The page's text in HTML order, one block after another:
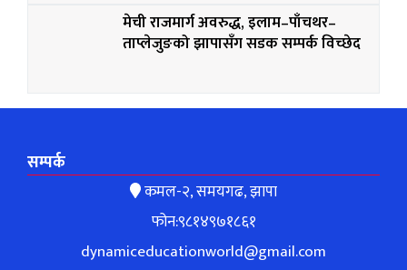
मेची राजमार्ग अवरुद्ध, इलाम–पाँचथर–
ताप्लेजुङको झापासँग सडक सम्पर्क विच्छेद
सम्पर्क
कमल-२, समयगढ, झापा
फोन:९८१४९७१८६१
dynamiceducationworld@gmail.com